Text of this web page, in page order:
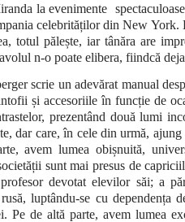
la evenimente
celebrităților din New York.
totul pălește, iar tânăra are
n-o poate elibera, fiindcă
scrie un adevărat manual
și accesoriile în funcție de
prezentând două lumi
dar care, în cele din urmă, ajung
avem lumea obișnuită,
sunt mai presus de
devotat elevilor săi; a
luptându-se cu dependența
Pe de altă parte, avem lumea